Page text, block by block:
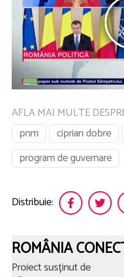
AFLA MAI MULTE
pnm
ciprian dobre
program de guvernare
Distribuie:
ROMÂNIA
Proiect susținut de